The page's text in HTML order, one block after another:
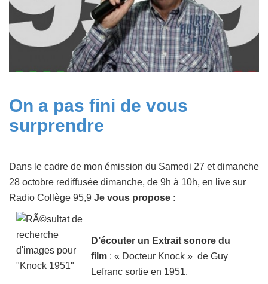
On a pas fini de vous
surprendre
Dans le cadre de mon émission du Samedi 27 et dimanche
28 octobre rediffusée dimanche, de 9h à 10h, en live sur
Radio Collège 95,9 Je vous propose :
D’écouter un Extrait sonore du
film : « Docteur Knock » de Guy
Lefranc sortie en 1951.